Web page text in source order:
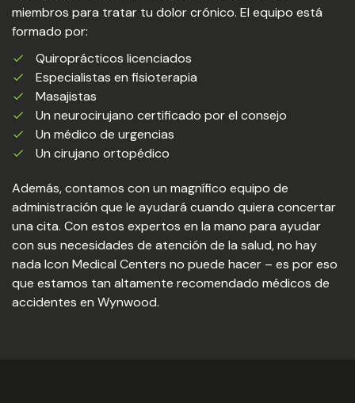
miembros para tratar tu dolor crónico. El equipo está
formado por:
Quiroprácticos licenciados
Especialistas en fisioterapia
Masajistas
Un neurocirujano certificado por el consejo
Un médico de urgencias
Un cirujano ortopédico
Además, contamos con un magnífico equipo de
administración que le ayudará cuando quiera concertar
una cita. Con estos expertos en la mano para ayudar
con sus necesidades de atención de la salud, no hay
nada Icon Medical Centers no puede hacer – es por eso
que estamos tan altamente recomendado médicos de
accidentes en Wynwood.